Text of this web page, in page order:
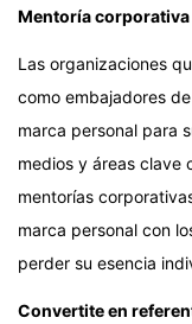
Mentoría
Las organizaciones
como embajadores
marca personal para
medios y áreas clave
mentorías
marca personal con
perder su esencia
Convertite en